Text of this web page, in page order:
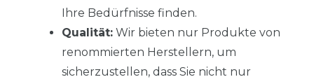
Ihre Bedürfnisse finden.
Qualität: Wir bieten nur Produkte von
renommierten Herstellern, um
sicherzustellen, dass Sie nicht nur